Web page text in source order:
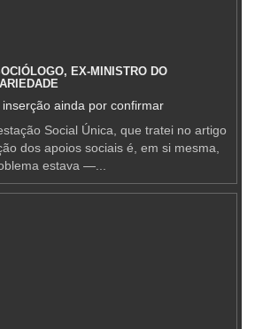
EX-MINISTRO DO
ainda por confirmar
Social Única, que tratei no artigo
dos apoios sociais é, em si mesma,
estava —...